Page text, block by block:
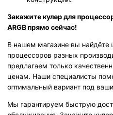
Закажите кулер для
ARGB прямо сейчас!
В нашем магазине вы найдёте
процессоров разных
предлагаем только
ценам. Наши специалисты
оптимальный вариант под
Мы гарантируем быструю